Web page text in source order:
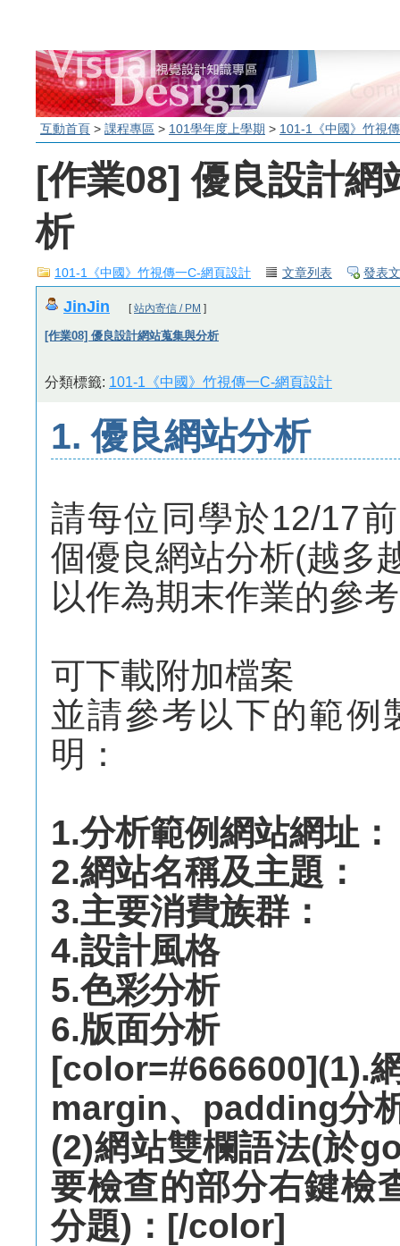
互動首頁 > 課程專區 > 101學年度上學期 > 101-1《中國》竹視
[作業08] 優良設計網
析
101-1《中國》竹視傳一C-網頁設計 文章列表 發表
JinJin [站內寄信 / PM ]
[作業08] 優良設計網站蒐集與分析
分類標籤: 101-1《中國》竹視傳一C-網頁設計
1. 優良網站分析
請每位同學於12/17
個優良網站分析(越多
以作為期末作業的參考
可下載附加檔案
並請參考以下的範例
明：
1.分析範例網站網址：
2.網站名稱及主題：
3.主要消費族群：
4.設計風格
5.色彩分析
6.版面分析
[color=#666600](1).
margin、padding分
(2)網站雙欄語法(於
要檢查的部分右鍵檢
分題)：[/color]